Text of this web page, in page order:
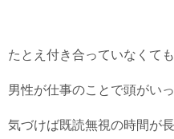
たとえ付き合っていなくても
男性が仕事のことで頭がい
気づけば既読無視の時間が